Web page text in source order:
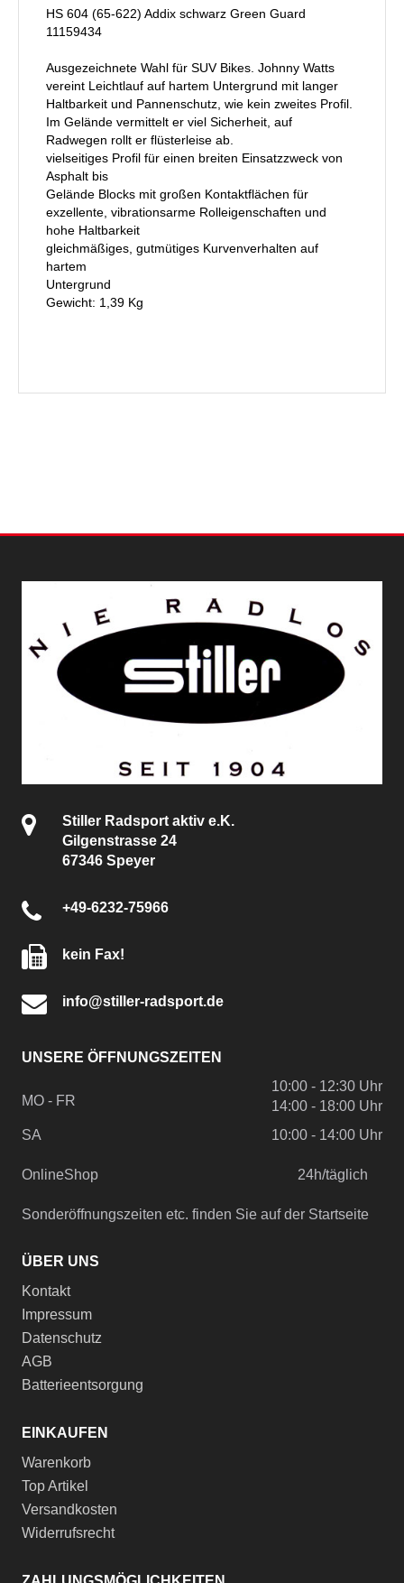
HS 604 (65-622) Addix schwarz Green Guard
11159434
Ausgezeichnete Wahl für SUV Bikes. Johnny Watts
vereint Leichtlauf auf hartem Untergrund mit langer
Haltbarkeit und Pannenschutz, wie kein zweites Profil.
Im Gelände vermittelt er viel Sicherheit, auf
Radwegen rollt er flüsterleise ab.
vielseitiges Profil für einen breiten Einsatzzweck von
Asphalt bis
Gelände Blocks mit großen Kontaktflächen für
exzellente, vibrationsarme Rolleigenschaften und
hohe Haltbarkeit
gleichmäßiges, gutmütiges Kurvenverhalten auf
hartem
Untergrund
Gewicht: 1,39 Kg
Stiller Radsport aktiv e.K.
Gilgenstrasse 24
67346 Speyer
+49-6232-75966
kein Fax!
info@stiller-radsport.de
UNSERE ÖFFNUNGSZEITEN
MO - FR
10:00 - 12:30 Uhr
14:00 - 18:00 Uhr
SA
10:00 - 14:00 Uhr
OnlineShop 24h/täglich
Sonderöffnungszeiten etc. finden Sie auf der Startseite
ÜBER UNS
Kontakt
Impressum
Datenschutz
AGB
Batterieentsorgung
EINKAUFEN
Warenkorb
Top Artikel
Versandkosten
Widerrufsrecht